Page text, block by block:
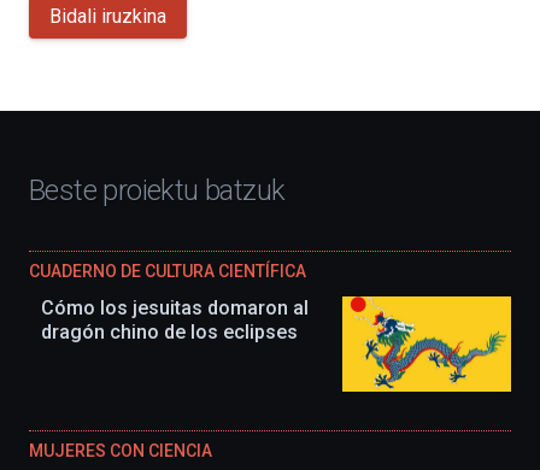
Bidali iruzkina
Beste proiektu batzuk
CUADERNO DE CULTURA CIENTÍFICA
Cómo los jesuitas domaron al
dragón chino de los eclipses
MUJERES CON CIENCIA